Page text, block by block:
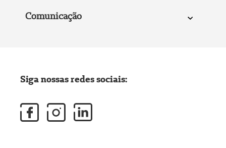
Comunicação
Siga nossas redes sociais: